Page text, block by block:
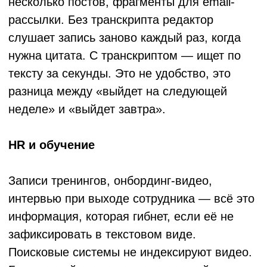
точность. Если есть возможность
записывать с хорошим микрофоном —
используйте её.
Язык и акцент. Русский язык
поддерживается большинством
крупных движков, но с диалектами и
сильными акцентами модели
справляются хуже.
Специфическая лексика. Медицинские
формулировки, названия продуктов —
это зона риска. Профессиональные
кастомные словари.
Количество спикеров. Чем больше
людей говорит одновременно, тем
сложнее задача. Диаризация работает
участниках конференции — хуже.